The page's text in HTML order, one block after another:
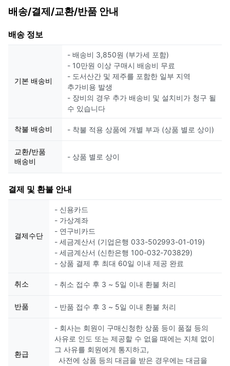
배송/결제/교환/반품 안내
배송 정보
기본 배송비
- 배송비 3,850원 (부가세 포함)
- 10만원 이상 구매시 배송비 무료
- 도서산간 및 제주를 포함한 일부 지역
추가비용 발생
- 장비의 경우 추가 배송비 및 설치비가 청구 될
수 있습니다
착불 배송비 - 착불 적용 상품에 개별 부과 (상품 별로 상이)
교환/반품
배송비
- 상품 별로 상이
결제 및 환불 안내
결제수단
- 신용카드
- 가상계좌
- 연구비카드
- 세금계산서 (기업은행 033-502993-01-019)
- 세금계산서 (신한은행 100-032-703829)
- 상품 결제 후 최대 60일 이내 제공 완료
취소 - 취소 접수 후 3 ~ 5일 이내 환불 처리
반품 - 반품 접수 후 3 ~ 5일 이내 환불 처리
환급
- 회사는 회원이 구매신청한 상품 등이 품절 등의
사유로 인도 또는 제공할 수 없을 때에는 지체 없이
그 사유를 회원에게 통지하고,
사전에 상품 등의 대금을 받은 경우에는 대금을